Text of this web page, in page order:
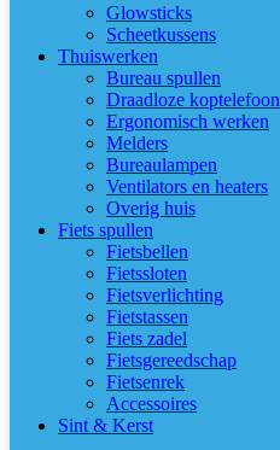
Glowsticks
Scheetkussens
Thuiswerken
Bureau spullen
Draadloze koptelefoon
Ergonomisch werken
Melders
Bureaulampen
Ventilators en heaters
Overig huis
Fiets spullen
Fietsbellen
Fietssloten
Fietsverlichting
Fietstassen
Fiets zadel
Fietsgereedschap
Fietsenrek
Accessoires
Sint & Kerst